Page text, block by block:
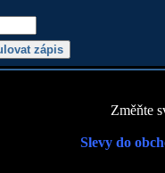
Změňte
Slevy do